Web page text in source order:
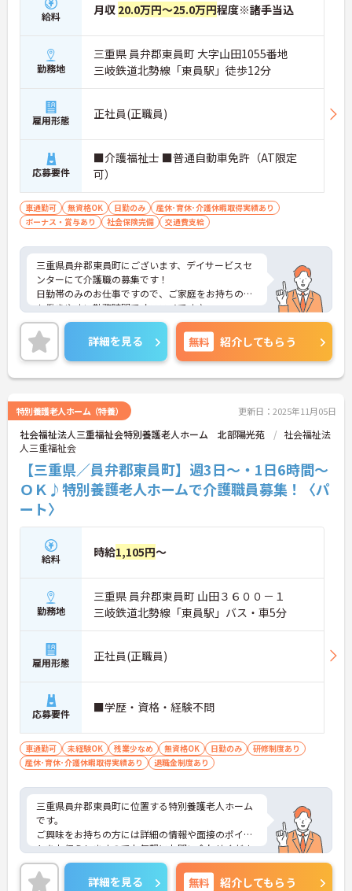
給料 月収 20.0万円～25.0万円程度※諸手当込
勤務地
三重県 員弁郡東員町 大字山田1055番地
三岐鉄道北勢線「東員駅」徒歩12分
雇用形態 正社員(正職員)
応募要件
■介護福祉士 ■普通自動車免許（AT限定
可）
車通勤可 無資格OK 日勤のみ
産休･育休･介護休暇取得実績あり
ボーナス・賞与あり
社会保険完備 交通費支給
三重県員弁郡東員町にございます、デイサービスセ
ンターにて介護職の募集です！
日勤帯のみのお仕事ですので、ご家庭をお持ちの方
も働きやすい勤務時間でオススメです♪
育児休暇制度がありますので、ライフステージに応
じて長くお仕事を続けていくことができます◎
ご興味のある方は、マイナビ介護職までお問い合わ
せください。
詳細を見る 無料 紹介してもらう
特別養護老人ホーム（特養） 更新日：2025年11月05日
社会福祉法人三重福祉会特別養護老人ホーム 北部陽光苑
社会福祉法
人三重福祉会
【三重県／員弁郡東員町】週3日～・1日6時間～
ＯＫ♪特別養護老人ホームで介護職員募集！〈パ
ート〉
給料 時給1,105円～
勤務地
三重県 員弁郡東員町 山田３６００－１
三岐鉄道北勢線「東員駅」バス・車5分
雇用形態 正社員(正職員)
応募要件 ■学歴・資格・経験不問
車通勤可 未経験OK 残業少なめ 無資格OK 日勤のみ
研修制度あり
産休･育休･介護休暇取得実績あり
退職金制度あり
三重県員弁郡東員町に位置する特別養護老人ホーム
です。
ご興味をお持ちの方には詳細の情報や面接のポイン
トをお伝えしますのでお気軽にお問い合わせくださ
いませ。
詳細を見る 無料 紹介してもらう